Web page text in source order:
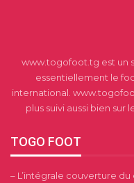
www.togofoot.tg est un
essentiellement le
international.
plus suivi aussi bien sur
TOGO FOOT
– L’intégrale couverture